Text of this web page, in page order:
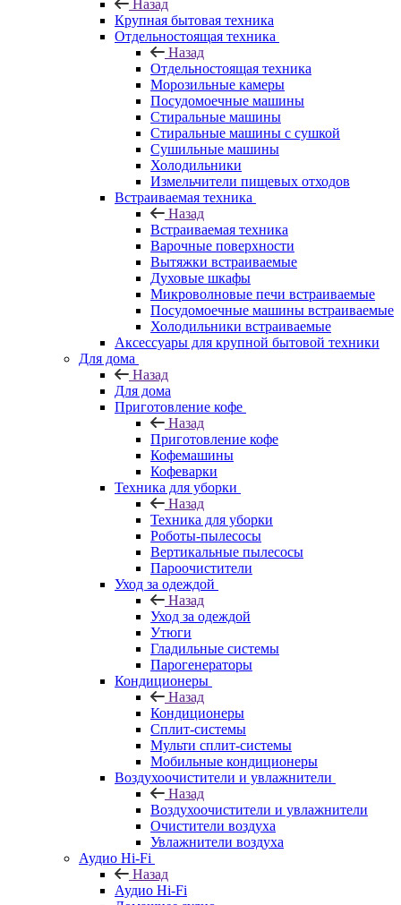
Назад
Крупная бытовая техника
Отдельностоящая техника
Назад
Отдельностоящая техника
Морозильные камеры
Посудомоечные машины
Стиральные машины
Стиральные машины с сушкой
Сушильные машины
Холодильники
Измельчители пищевых отходов
Встраиваемая техника
Назад
Встраиваемая техника
Варочные поверхности
Вытяжки встраиваемые
Духовые шкафы
Микроволновые печи встраиваемые
Посудомоечные машины встраиваемые
Холодильники встраиваемые
Аксессуары для крупной бытовой техники
Для дома
Назад
Для дома
Приготовление кофе
Назад
Приготовление кофе
Кофемашины
Кофеварки
Техника для уборки
Назад
Техника для уборки
Роботы-пылесосы
Вертикальные пылесосы
Пароочистители
Уход за одеждой
Назад
Уход за одеждой
Утюги
Гладильные системы
Парогенераторы
Кондиционеры
Назад
Кондиционеры
Сплит-системы
Мульти сплит-системы
Мобильные кондиционеры
Воздухоочистители и увлажнители
Назад
Воздухоочистители и увлажнители
Очистители воздуха
Увлажнители воздуха
Аудио Hi-Fi
Назад
Аудио Hi-Fi